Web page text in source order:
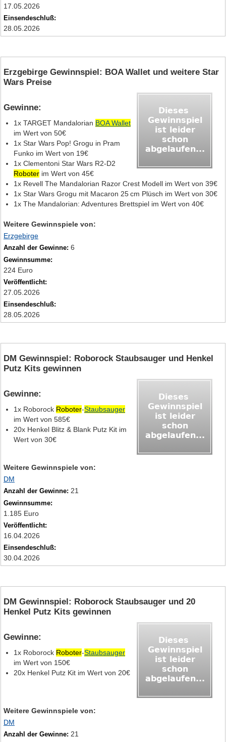
17.05.2026
Einsendeschluß:
28.05.2026
Erzgebirge Gewinnspiel: BOA Wallet und weitere Star
Wars Preise
Gewinne:
1x TARGET Mandalorian BOA Wallet
im Wert von 50€
1x Star Wars Pop! Grogu in Pram
Funko im Wert von 19€
1x Clementoni Star Wars R2-D2
Roboter im Wert von 45€
1x Revell The Mandalorian Razor Crest Modell im Wert von 39€
1x Star Wars Grogu mit Macaron 25 cm Plüsch im Wert von 30€
1x The Mandalorian: Adventures Brettspiel im Wert von 40€
Weitere Gewinnspiele von:
Erzgebirge
Anzahl der Gewinne: 6
Gewinnsumme:
224 Euro
Veröffentlicht:
27.05.2026
Einsendeschluß:
28.05.2026
DM Gewinnspiel: Roborock Staubsauger und Henkel
Putz Kits gewinnen
Gewinne:
1x Roborock Roboter-Staubsauger
im Wert von 585€
20x Henkel Blitz & Blank Putz Kit im
Wert von 30€
Weitere Gewinnspiele von:
DM
Anzahl der Gewinne: 21
Gewinnsumme:
1.185 Euro
Veröffentlicht:
16.04.2026
Einsendeschluß:
30.04.2026
DM Gewinnspiel: Roborock Staubsauger und 20
Henkel Putz Kits gewinnen
Gewinne:
1x Roborock Roboter-Staubsauger
im Wert von 150€
20x Henkel Putz Kit im Wert von 20€
Weitere Gewinnspiele von:
DM
Anzahl der Gewinne: 21